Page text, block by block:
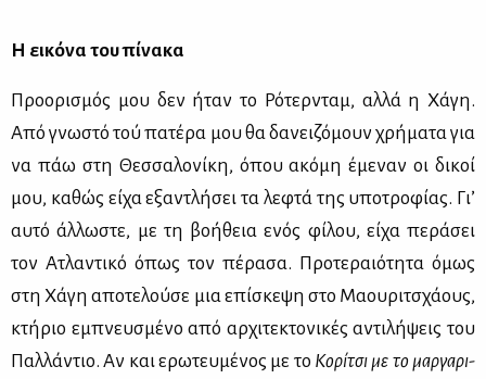
Η ει­κό­να του πί­να­κα
Προ­ο­ρι­σμός μου δεν ήταν το Ρό­τερ­νταμ, αλ­λά η Χά­γη.
Από γνω­στό τού πα­τέ­ρα μου θα δα­νει­ζό­μουν χρή­μα­τα για
να πάω στη Θεσ­σα­λο­νί­κη, όπου ακό­μη έμε­ναν οι δι­κοί
μου, κα­θώς εί­χα εξα­ντλή­σει τα λε­φτά της υπο­τρο­φί­ας. Γι’
αυ­τό άλ­λω­στε, με τη βο­ή­θεια ενός φί­λου, εί­χα πε­ρά­σει
τον Ατλα­ντι­κό όπως τον πέ­ρα­σα. Προ­τε­ραιό­τη­τα όμως
στη Χά­γη απο­τε­λού­σε μια επί­σκε­ψη στο Μα­ου­ρι­τσχά­ους,
κτή­ριο εμπνευ­σμέ­νο από αρ­χι­τε­κτο­νι­κές αντι­λή­ψεις του
Παλ­λά­ντιο. Αν και ερω­τευ­μέ­νος με το Κο­ρί­τσι με το μαρ­γα­ρι­